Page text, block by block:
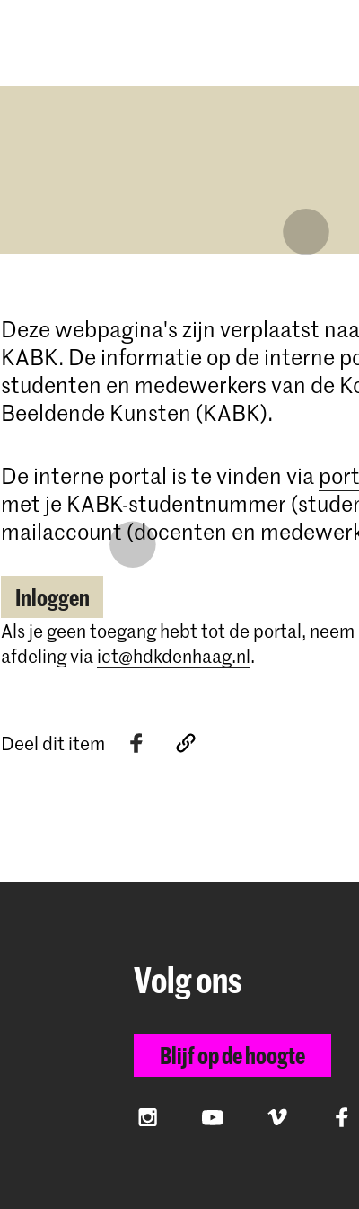
Deze webpagina's zijn verplaatst
KABK. De informatie op de interne
studenten en medewerkers van de
Beeldende Kunsten (KABK).
De interne portal is te vinden via
met je KABK-studentnummer
mailaccount (docenten en
Inloggen
Als je geen toegang hebt tot de portal,
afdeling viaict@hdkdenhaag.nl.
Deel dit item
Volg ons
Blijf op de hoogte
InstagramYouTube Vimeo